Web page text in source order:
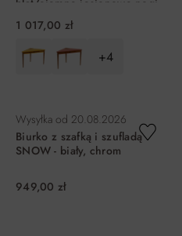
blat/ciemne jesionowe nogi
1 017,00 zł
+4
Wysyłka od 20.08.2026
Biurko z szafką i szufladą
SNOW - biały, chrom
949,00 zł